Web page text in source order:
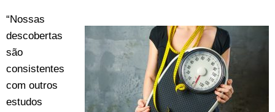
“Nossas
descobertas
são
consistentes
com outros
estudos